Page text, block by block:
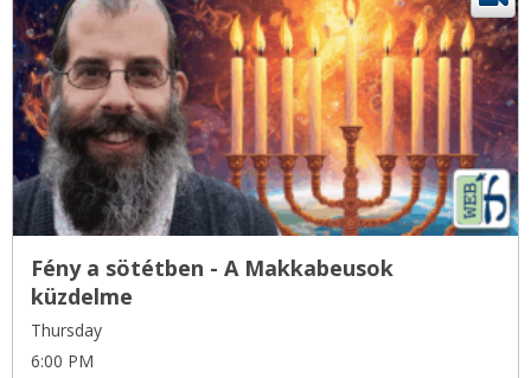
Fény a sötétben - A Makkabeusok
küzdelme
Thursday
6:00 PM